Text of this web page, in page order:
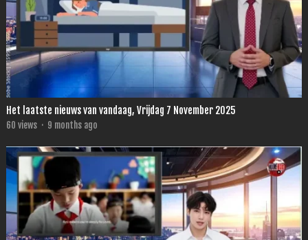
Het laatste nieuws van vandaag, Vrijdag 7 November 2025
60 views · 9 months ago